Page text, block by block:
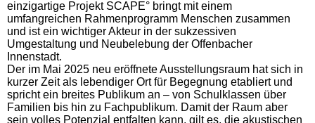
einzigartige Projekt SCAPE° bringt mit einem
umfangreichen Rahmenprogramm Menschen zusammen
und ist ein wichtiger Akteur in der sukzessiven
Umgestaltung und Neubelebung der Offenbacher
Innenstadt.
Der im Mai 2025 neu eröffnete Ausstellungsraum hat sich in
kurzer Zeit als lebendiger Ort für Begegnung etabliert und
spricht ein breites Publikum an – von Schulklassen über
Familien bis hin zu Fachpublikum. Damit der Raum aber
sein volles Potenzial entfalten kann, gilt es, die akustischen